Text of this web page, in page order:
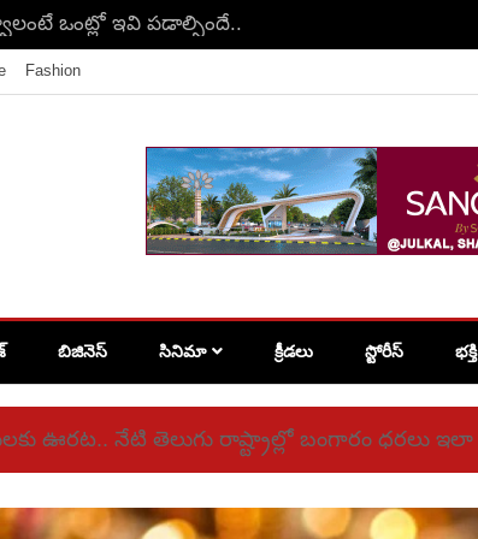
ఒంట్లో ఇవి పడాల్సిందే..
Fashion
బిజినెస్ సినిమా క్రీడలు స్టోరీస్ భక్తి
ఊరట.. నేటి తెలుగు రాష్ట్రాల్లో బంగారం ధరలు ఇలా